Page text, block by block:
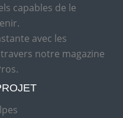
capables de le
avec les
notre magazine